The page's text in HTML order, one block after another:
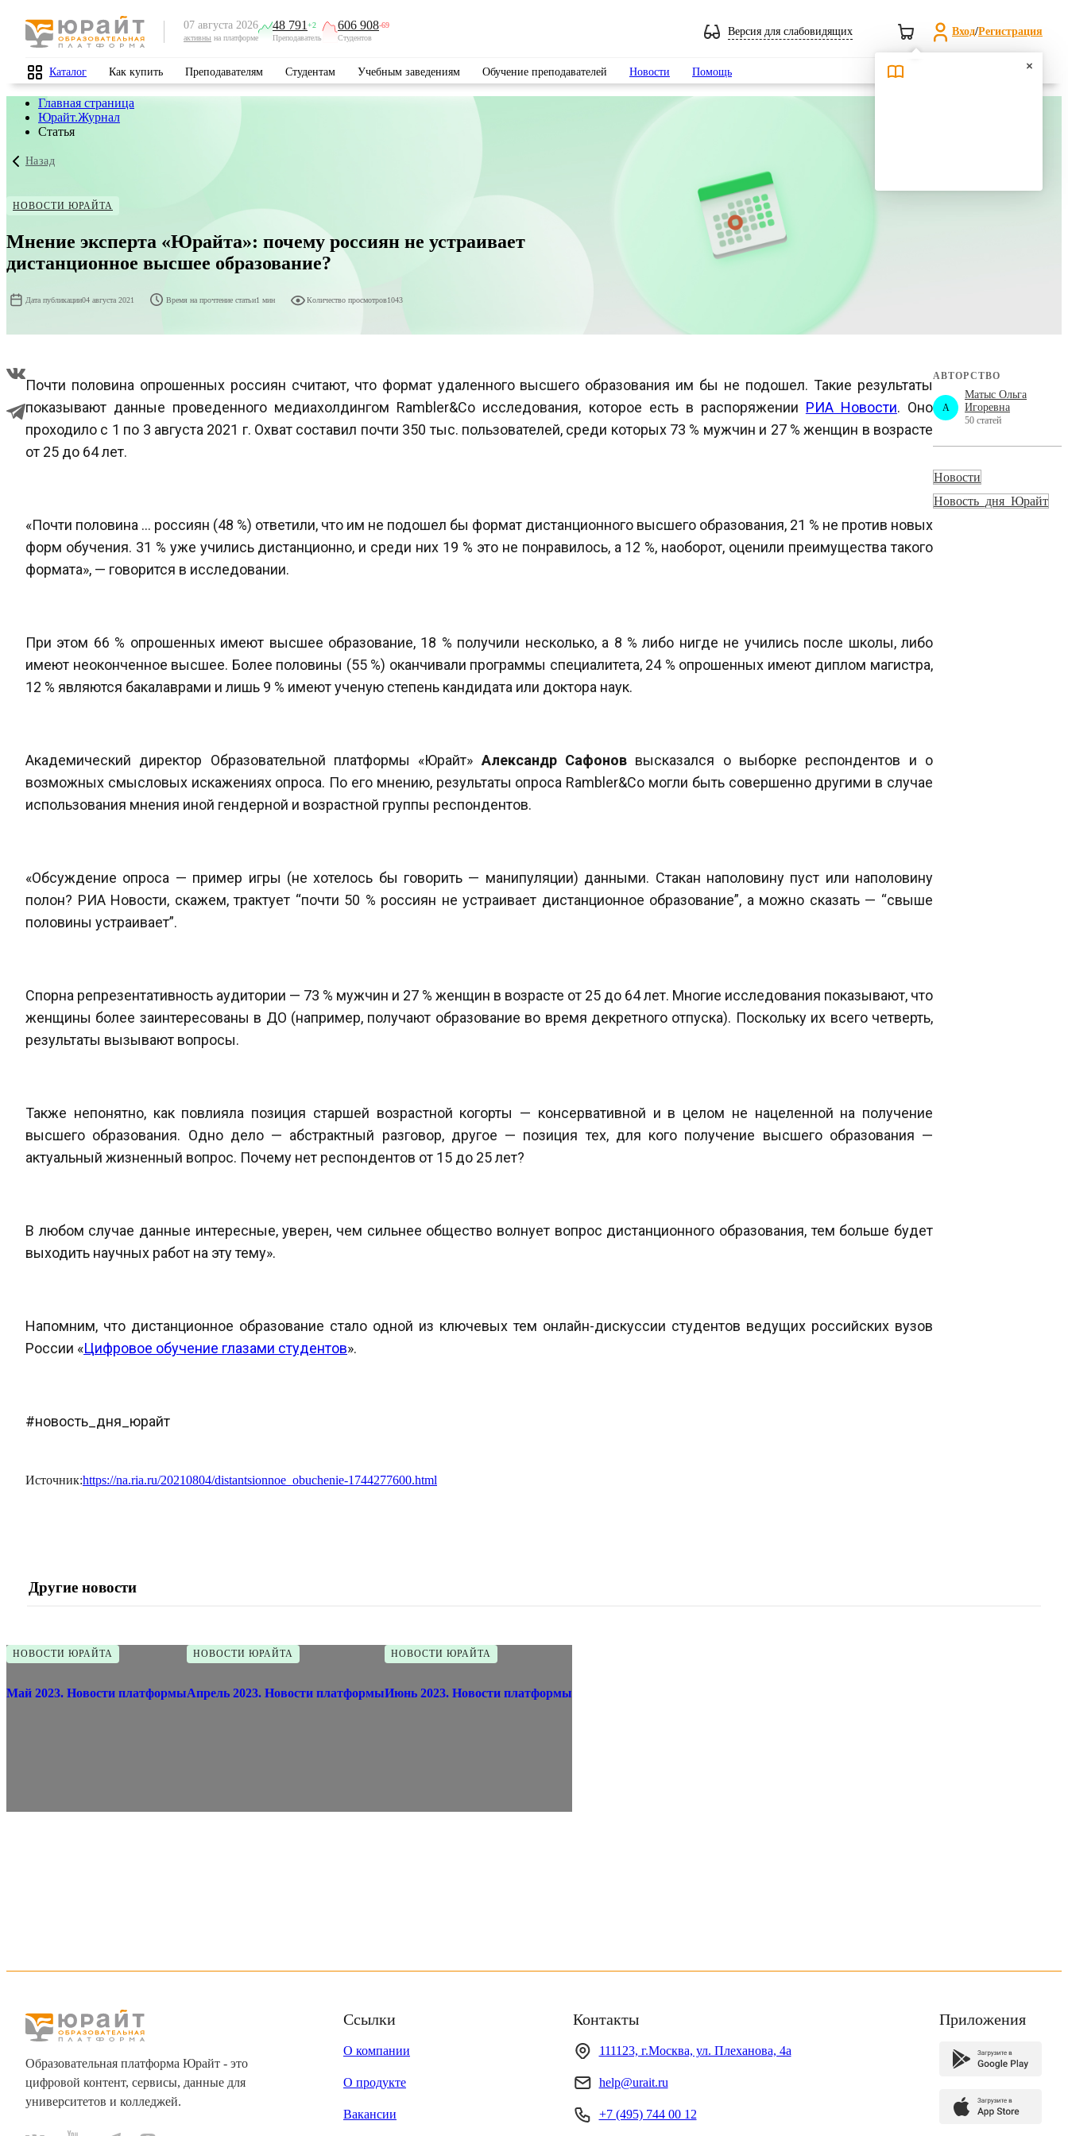
07 августа 2026
активны на платформе
48 791 +2
Преподаватель
606 908-69
Студентов
Версия для слабовидящих Вход/Регистрация
Каталог Как купить Преподавателям Студентам Учебным заведениям Обучение преподавателей Новости Помощь Поиск
Главная страница
Юрайт.Журнал
Статья
Назад
НОВОСТИ ЮРАЙТА
Мнение эксперта «Юрайта»: почему россиян не устраивает
дистанционное высшее образование?
Дата публикации04 августа 2021 Время на прочтение статьи1 мин Количество просмотров1043
Почти половина опрошенных россиян считают, что формат удаленного высшего образования им бы не подошел. Такие результаты
показывают данные проведенного медиахолдингом Rambler&Co исследования, которое есть в распоряжении РИА Новости. Оно
проходило с 1 по 3 августа 2021 г. Охват составил почти 350 тыс. пользователей, среди которых 73 % мужчин и 27 % женщин в возрасте
от 25 до 64 лет.
«Почти половина ... россиян (48 %) ответили, что им не подошел бы формат дистанционного высшего образования, 21 % не против новых
форм обучения. 31 % уже учились дистанционно, и среди них 19 % это не понравилось, а 12 %, наоборот, оценили преимущества такого
формата», — говорится в исследовании.
При этом 66 % опрошенных имеют высшее образование, 18 % получили несколько, а 8 % либо нигде не учились после школы, либо
имеют неоконченное высшее. Более половины (55 %) оканчивали программы специалитета, 24 % опрошенных имеют диплом магистра,
12 % являются бакалаврами и лишь 9 % имеют ученую степень кандидата или доктора наук.
Академический директор Образовательной платформы «Юрайт» Александр Сафонов высказался о выборке респондентов и о
возможных смысловых искажениях опроса. По его мнению, результаты опроса Rambler&Co могли быть совершенно другими в случае
использования мнения иной гендерной и возрастной группы респондентов.
«Обсуждение опроса — пример игры (не хотелось бы говорить — манипуляции) данными. Стакан наполовину пуст или наполовину
полон? РИА Новости, скажем, трактует “почти 50 % россиян не устраивает дистанционное образование”, а можно сказать — “свыше
половины устраивает”.
Спорна репрезентативность аудитории — 73 % мужчин и 27 % женщин в возрасте от 25 до 64 лет. Многие исследования показывают, что
женщины более заинтересованы в ДО (например, получают образование во время декретного отпуска). Поскольку их всего четверть,
результаты вызывают вопросы.
Также непонятно, как повлияла позиция старшей возрастной когорты — консервативной и в целом не нацеленной на получение
высшего образования. Одно дело — абстрактный разговор, другое — позиция тех, для кого получение высшего образования —
актуальный жизненный вопрос. Почему нет респондентов от 15 до 25 лет?
В любом случае данные интересные, уверен, чем сильнее общество волнует вопрос дистанционного образования, тем больше будет
выходить научных работ на эту тему».
Напомним, что дистанционное образование стало одной из ключевых тем онлайн-дискуссии студентов ведущих российских вузов
России «Цифровое обучение глазами студентов».
#новость_дня_юрайт
Источник:https://na.ria.ru/20210804/distantsionnoe_obuchenie-1744277600.html
АВТОРСТВО
A
Матыс Ольга
Игоревна
50 статей
Новости
Новость_дня_Юрайт
Другие новости
НОВОСТИ ЮРАЙТА
Май 2023. Новости платформы
НОВОСТИ ЮРАЙТА
Апрель 2023. Новости платформы
НОВОСТИ ЮРАЙТА
Июнь 2023. Новости платформы
Образовательная платформа Юрайт - это
цифровой контент, сервисы, данные для
университетов и колледжей.
Ссылки
О компании
О продукте
Вакансии
Контакты
111123, г.Москва, ул. Плеханова, 4а
help@urait.ru
+7 (495) 744 00 12
Приложения